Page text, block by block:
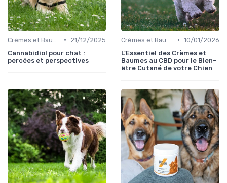
•
21/12/2025
Cannabidiol pour chat :
percées et perspectives
• 10/01/2026
L'Essentiel des Crèmes et
Baumes au CBD pour le Bien-
être Cutané de votre Chien